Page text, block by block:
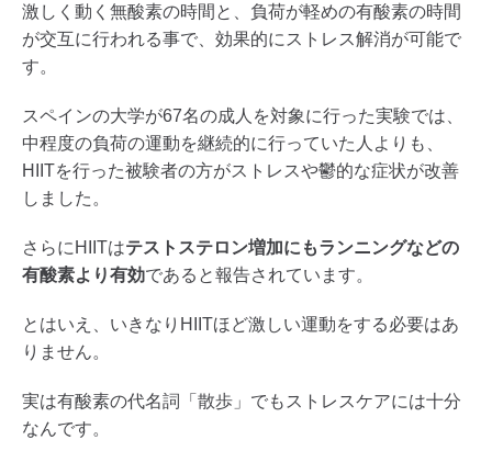
激しく動く無酸素の時間と、負荷が軽めの有酸素の時間
が交互に行われる事で、効果的にストレス解消が可能で
す。
スペインの大学が67名の成人を対象に行った実験では、
中程度の負荷の運動を継続的に行っていた人よりも、
HIITを行った被験者の方がストレスや鬱的な症状が改善
しました。
さらにHIITはテストステロン増加にもランニングなどの
有酸素より有効であると報告されています。
とはいえ、いきなりHIITほど激しい運動をする必要はあ
りません。
実は有酸素の代名詞「散歩」でもストレスケアには十分
なんです。